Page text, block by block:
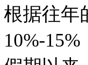
根据往年
10%-